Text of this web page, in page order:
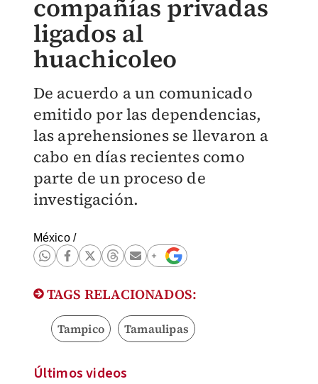
compañías privadas
ligados al
huachicoleo
De acuerdo a un comunicado
emitido por las dependencias,
las aprehensiones se llevaron a
cabo en días recientes como
parte de un proceso de
investigación.
México/
TAGS RELACIONADOS:
Tampico Tamaulipas
Últimos videos